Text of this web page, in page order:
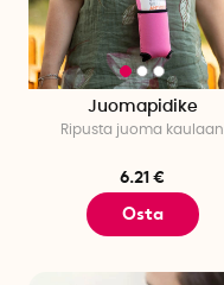
Juomapidike
Ripusta juoma kaulaan
6.21 €
Osta